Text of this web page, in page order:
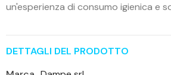
un'esperienza di consumo igienica e
DETTAGLI DEL PRODOTTO